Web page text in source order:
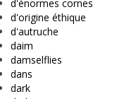
d'énormes cornes
d'origine éthique
d'autruche
daim
damselflies
dans
dark